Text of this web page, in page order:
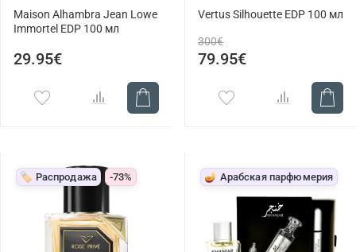
Maison Alhambra Jean Lowe
Immortel EDP 100 мл
29.95€
Vertus Silhouette EDP 100 мл
300€
79.95€
🏷️ Распродажа -73% 🪔 Арабская парфюмерия